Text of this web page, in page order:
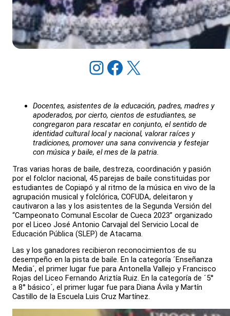
Instagram Facebook X
Docentes, asistentes de la educación, padres, madres y
apoderados, por cierto, cientos de estudiantes, se
congregaron para rescatar en conjunto, el sentido de
identidad cultural local y nacional, valorar raíces y
tradiciones, promover una sana convivencia y festejar
con música y baile, el mes de la patria.
Tras varias horas de baile, destreza, coordinación y pasión
por el folclor nacional, 45 parejas de baile constituidas por
estudiantes de Copiapó y al ritmo de la música en vivo de la
agrupación musical y folclórica, COFUDA, deleitaron y
cautivaron a las y los asistentes de la Segunda Versión del
“Campeonato Comunal Escolar de Cueca 2023” organizado
por el Liceo José Antonio Carvajal del Servicio Local de
Educación Pública (SLEP) de Atacama.
Las y los ganadores recibieron reconocimientos de su
desempeño en la pista de baile. En la categoría ´Enseñanza
Media´, el primer lugar fue para Antonella Vallejo y Francisco
Rojas del Liceo Fernando Ariztía Ruiz. En la categoría de ´5°
a 8° básico´, el primer lugar fue para Diana Ávila y Martín
Castillo de la Escuela Luis Cruz Martínez.